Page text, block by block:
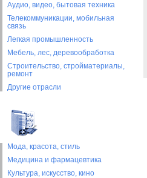
Аудио, видео, бытовая техника
Телекоммуникации, мобильная
связь
Легкая промышленность
Мебель, лес, деревообработка
Строительство, стройматериалы,
ремонт
Другие отрасли
Мода, красота, стиль
Медицина и фармацевтика
Культура, искусство, кино